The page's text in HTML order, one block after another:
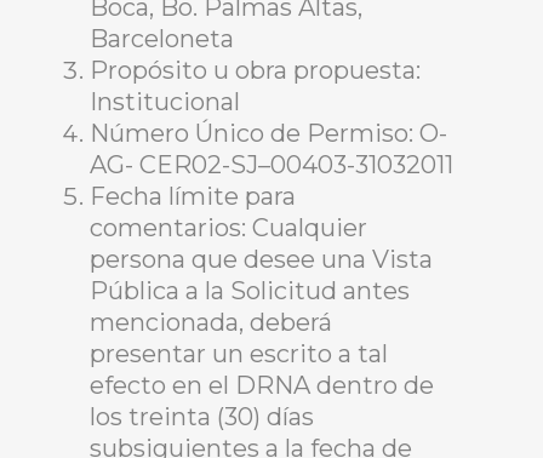
Boca, Bo. Palmas Altas,
Barceloneta
Propósito u obra propuesta:
Institucional
Número Único de Permiso: O-
AG- CER02-SJ–00403-31032011
Fecha límite para
comentarios: Cualquier
persona que desee una Vista
Pública a la Solicitud antes
mencionada, deberá
presentar un escrito a tal
efecto en el DRNA dentro de
los treinta (30) días
subsiguientes a la fecha de